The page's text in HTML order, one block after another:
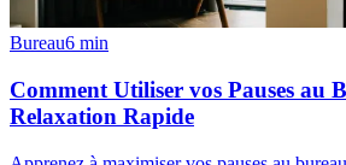
Bureau6 min
Comment Utiliser vos Pauses au
Relaxation Rapide